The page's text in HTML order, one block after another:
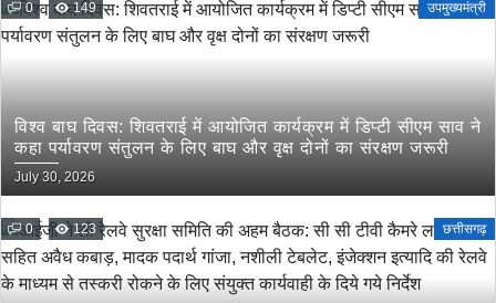
0 149 उपमुख्यमंत्री
विश्व बाघ दिवस: शिवतराई में आयोजित कार्यक्रम में डिप्टी सीएम साव ने
कहा पर्यावरण संतुलन के लिए बाघ और वृक्ष दोनों का संरक्षण जरूरी
July 30, 2026
0 123 छत्तीसगढ़